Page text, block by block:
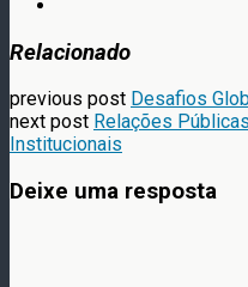
Relacionado
previous post Desafios
next post Relações
Institucionais
Deixe uma resposta